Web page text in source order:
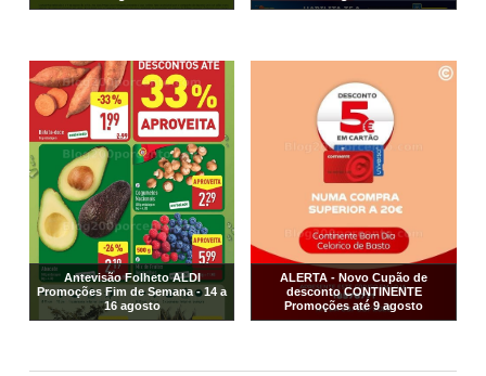
Antevisão Folheto ALDI
Promoções Fim de Semana - 14 a
16 agosto
ALERTA - Novo Cupão de
desconto CONTINENTE
Promoções até 9 agosto